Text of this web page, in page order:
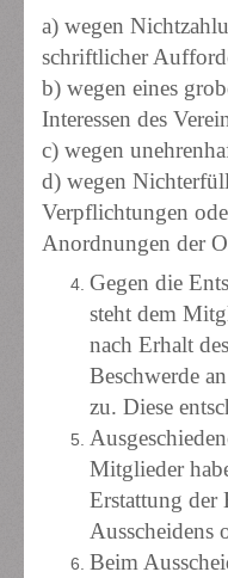
a) wegen
schriftlicher
b) wegen eines
Interessen des
c) wegen
d) wegen
Verpflichtungen
Anordnungen der
Gegen die
steht dem
nach Erhalt
Beschwerde
zu. Diese
Mitglieder
Erstattung der
Ausscheidens
Beim